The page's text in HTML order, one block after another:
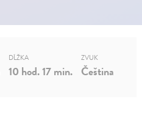
DĹŽKA
10 hod. 17 min.
ZVUK
Čeština